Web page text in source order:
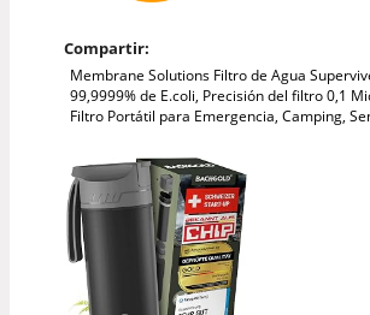
Compartir:
Membrane Solutions Filtro de Agua
99,9999% de E.coli, Precisión del filtro 0,1
Filtro Portátil para Emergencia, Camping,